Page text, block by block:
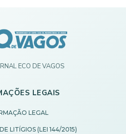
ECO DE VAGOS
LEGAIS
LEGAL
LITÍGIOS (LEI 144/2015)